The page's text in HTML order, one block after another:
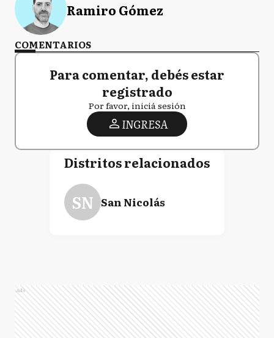
Ramiro Gómez
COMENTARIOS
Para comentar, debés estar
registrado
Por favor, iniciá sesión
INGRESA
Distritos relacionados
SN San Nicolás
Ads